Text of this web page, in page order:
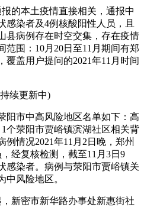
的本土疫情直接相关，通报中
感染者及4例核酸阳性人员，且
县病例存在时空交集，存在疫情
范围：10月20日至11月期间有郑
盖用户提问的2021年11月时间
续更新中)
阳市中高风险地区名单如下：高
个荥阳市贾峪镇滨湖社区相关背
情况2021年11月2日晚，郑州
经复核检测，截至11月3日9
感染者。病例与荥阳市贾峪镇关
中风险地区。
新密市新华路办事处新惠街社